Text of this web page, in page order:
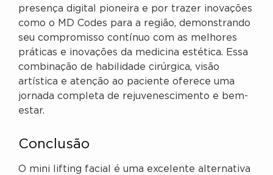
presença digital pioneira e por trazer inovações
como o MD Codes para a região, demonstrando
seu compromisso contínuo com as melhores
práticas e inovações da medicina estética. Essa
combinação de habilidade cirúrgica, visão
artística e atenção ao paciente oferece uma
jornada completa de rejuvenescimento e bem-
estar.
Conclusão
O mini lifting facial é uma excelente alternativa